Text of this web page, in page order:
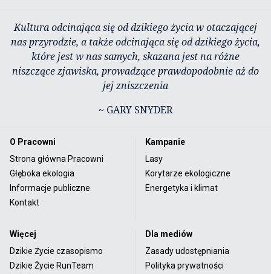
Kultura odcinająca się od dzikiego życia w otaczającej
nas przyrodzie, a także odcinająca się od dzikiego życia,
które jest w nas samych, skazana jest na różne
niszczące zjawiska, prowadzące prawdopodobnie aż do
jej zniszczenia
~ GARY SNYDER
O Pracowni
Strona główna Pracowni
Głęboka ekologia
Informacje publiczne
Kontakt
Kampanie
Lasy
Korytarze ekologiczne
Energetyka i klimat
Więcej
Dzikie Życie czasopismo
Dzikie Życie RunTeam
Dla mediów
Zasady udostępniania
Polityka prywatności